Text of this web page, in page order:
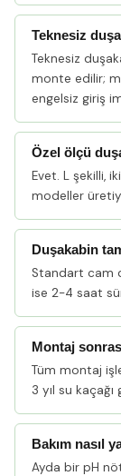
Teknesiz
Teknesiz
monte edilir;
engelsiz giriş
Özel ölçü
Evet. L şekilli,
modeller
Duşakabin
Standart cam
ise 2-4 saat
Montaj
Tüm montaj
3 yıl su
Bakım nasıl
Ayda bir pH